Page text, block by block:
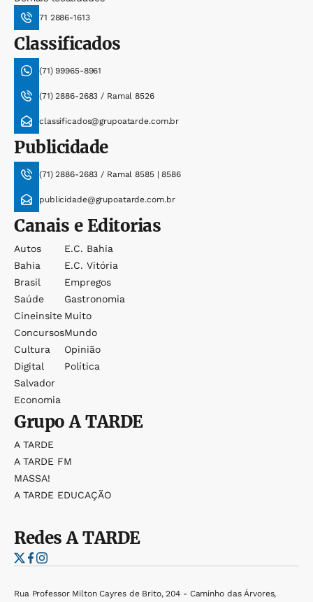
71 2886-1613
Classificados
(71) 99965-8961
(71) 2886-2683 / Ramal 8526
classificados@grupoatarde.com.br
Publicidade
(71) 2886-2683 / Ramal 8585 | 8586
publicidade@grupoatarde.com.br
Canais e Editorias
Autos
Bahia
Brasil
Saúde
Cineinsite
Concursos
Cultura
Digital
Salvador
Economia
E.c. Bahia
E.c. Vitória
Empregos
Gastronomia
Muito
Mundo
Opinião
Política
GrupoA TARDE
A TARDE
A TARDE FM
MASSA!
A TARDE EDUCAÇÃO
RedesA TARDE
Rua Professor Milton Cayres de Brito, 204 - Caminho das Árvores,